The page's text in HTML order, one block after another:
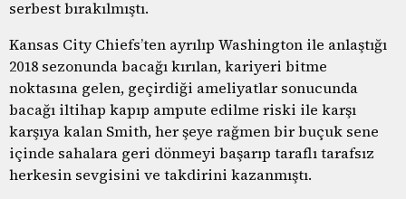
serbest bırakılmıştı.
Kansas City Chiefs’ten ayrılıp Washington ile anlaştığı
2018 sezonunda bacağı kırılan, kariyeri bitme
noktasına gelen, geçirdiği ameliyatlar sonucunda
bacağı iltihap kapıp ampute edilme riski ile karşı
karşıya kalan Smith, her şeye rağmen bir buçuk sene
içinde sahalara geri dönmeyi başarıp taraflı tarafsız
herkesin sevgisini ve takdirini kazanmıştı.